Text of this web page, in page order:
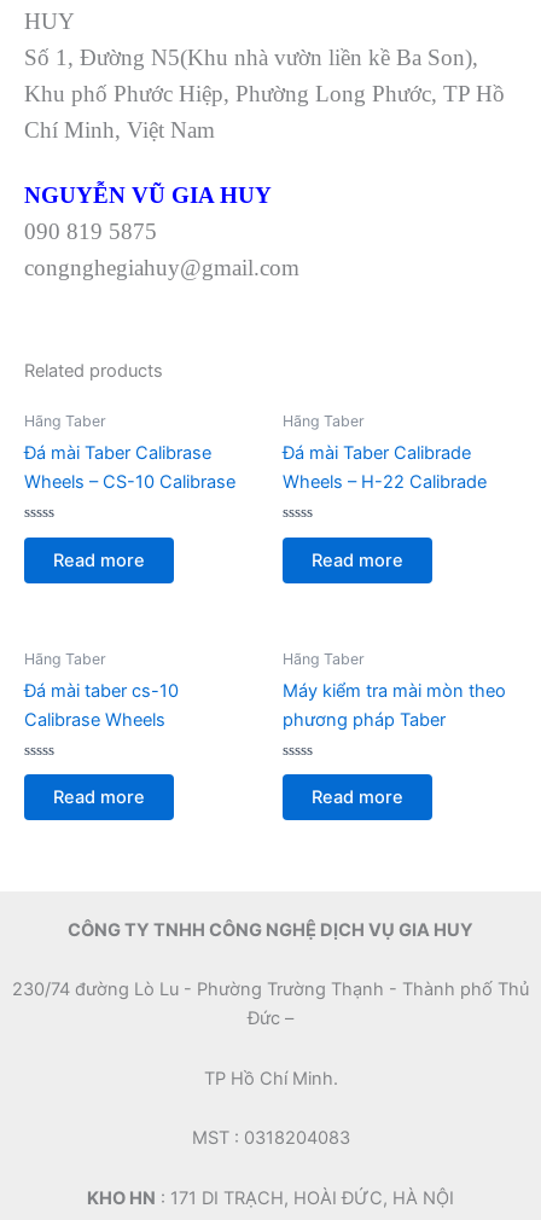
HUY
Số 1, Đường N5(Khu nhà vườn liền kề Ba Son),
Khu phố Phước Hiệp, Phường Long Phước, TP Hồ
Chí Minh, Việt Nam
NGUYỄN VŨ GIA HUY
090 819 5875
congnghegiahuy@gmail.com
Related products
Hãng Taber
Đá mài Taber Calibrase
Wheels – CS-10 Calibrase
Rated
of
Read more
Hãng Taber
Đá mài Taber Calibrade
Wheels – H-22 Calibrade
Rated
of
Read more
Hãng Taber
Đá mài taber cs-10
Calibrase Wheels
Rated
of
Read more
Hãng Taber
Máy kiểm tra mài mòn theo
phương pháp Taber
Rated
of
Read more
CÔNG TY TNHH CÔNG NGHỆ DỊCH VỤ GIA HUY
230/74 đường Lò Lu - Phường Trường Thạnh - Thành phố Thủ
Đức –
TP Hồ Chí Minh.
MST : 0318204083
KHO HN : 171 DI TRẠCH, HOÀI ĐỨC, HÀ NỘI